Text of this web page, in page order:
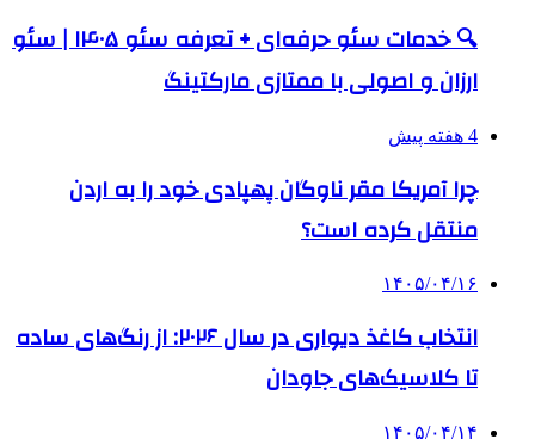
🔍 خدمات سئو حرفه‌ای + تعرفه سئو ۱۴۰۵ | سئو
ارزان و اصولی با ممتازی مارکتینگ
4 هفته پیش
چرا آمریکا مقر ناوگان پهپادی خود را به اردن
منتقل کرده است؟
۱۴۰۵/۰۴/۱۶
انتخاب کاغذ دیواری در سال ۲۰۲۶: از رنگ‌های ساده
تا کلاسیک‌های جاودان
۱۴۰۵/۰۴/۱۴